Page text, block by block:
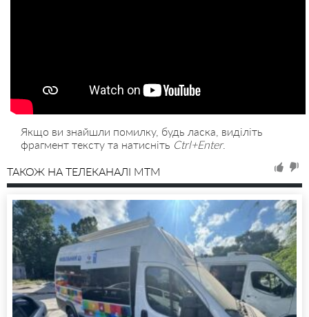
Якщо ви знайшли помилку, будь ласка, виділіть
фрагмент тексту та натисніть Ctrl+Enter.
ТАКОЖ НА ТЕЛЕКАНАЛІ MTM